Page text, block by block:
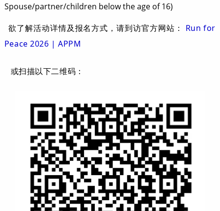
Spouse/partner/children below the age of 16)
欲了解活动详情及报名方式，请到访官方网站：
Run for
Peace 2026 | APPM
或扫描以下二维码：